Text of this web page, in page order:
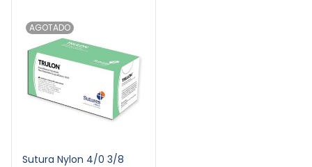
AGOTADO
Sutura Nylon 4/0 3/8